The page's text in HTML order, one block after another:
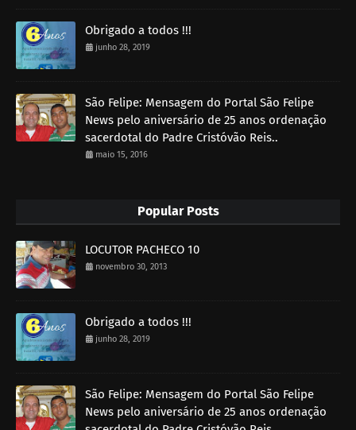
Obrigado a todos !!!
junho 28, 2019
São Felipe: Mensagem do Portal São Felipe
News pelo aniversário de 25 anos ordenação
sacerdotal do Padre Cristóvão Reis..
maio 15, 2016
Popular Posts
LOCUTOR PACHECO 10
novembro 30, 2013
Obrigado a todos !!!
junho 28, 2019
São Felipe: Mensagem do Portal São Felipe
News pelo aniversário de 25 anos ordenação